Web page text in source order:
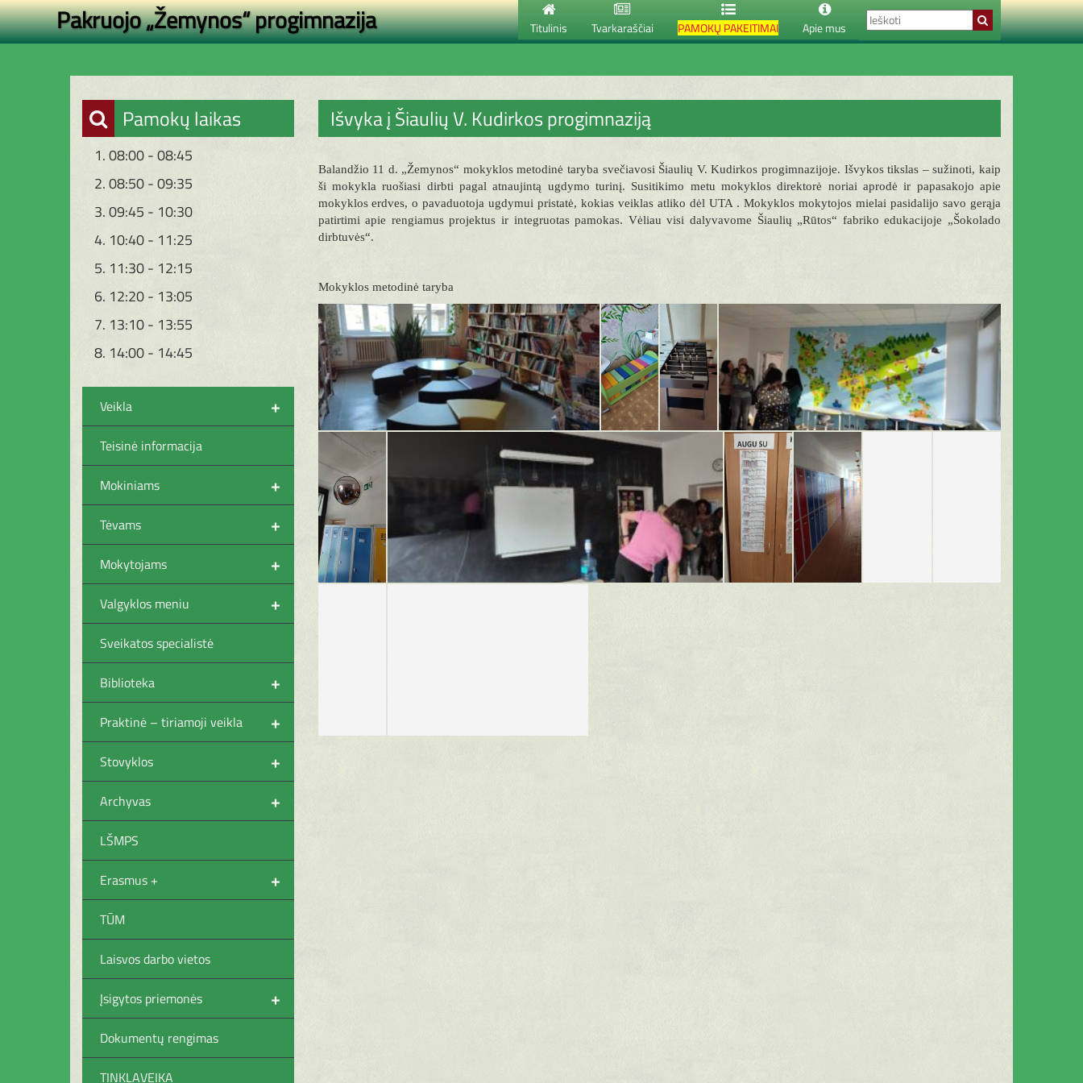
Titulinis Tvarkaraščiai PAMOKŲ PAKEITIMAI Apie mus
Pakruojo „Žemynos“ progimnazija
Pamokų laikas
1. 08:00 - 08:45
2. 08:50 - 09:35
3. 09:45 - 10:30
4. 10:40 - 11:25
5. 11:30 - 12:15
6. 12:20 - 13:05
7. 13:10 - 13:55
8. 14:00 - 14:45
+
Veikla
Teisinė informacija
+
Mokiniams
+
Tėvams
+
Mokytojams
+
Valgyklos meniu
Sveikatos specialistė
+
Biblioteka
+
Praktinė – tiriamoji veikla
+
Stovyklos
+
Archyvas
LŠMPS
+
Erasmus +
TŪM
Laisvos darbo vietos
+
Įsigytos priemonės
Dokumentų rengimas
TINKLAVEIKA
Išvyka į Šiaulių V. Kudirkos progimnaziją
Balandžio 11 d. „Žemynos“ mokyklos metodinė taryba svečiavosi Šiaulių V. Kudirkos progimnazijoje. Išvykos tikslas – sužinoti, kaip
ši mokykla ruošiasi dirbti pagal atnaujintą ugdymo turinį. Susitikimo metu mokyklos direktorė noriai aprodė ir papasakojo apie
mokyklos erdves, o pavaduotoja ugdymui pristatė, kokias veiklas atliko dėl UTA . Mokyklos mokytojos mielai pasidalijo savo gerąja
patirtimi apie rengiamus projektus ir integruotas pamokas. Vėliau visi dalyvavome Šiaulių „Rūtos“ fabriko edukacijoje „Šokolado
dirbtuvės“.
Mokyklos metodinė taryba